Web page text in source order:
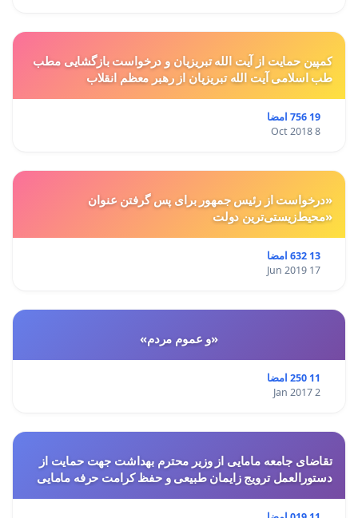
کمپین حمایت از آیت الله تبریزیان و درخواست بازگشایی مطب
طب اسلامی آیت الله تبریزیان از رهبر معظم انقلاب
19 756 امضا
8 Oct 2018
«درخواست از رئیس جمهور برای پس گرفتن عنوان
«محیط‌زیستی‌ترین دولت
13 632 امضا
17 Jun 2019
«و عموم مردم»
11 250 امضا
2 Jan 2017
تقاضای جامعه مامایی از وزیر محترم بهداشت جهت حمایت از
دستورالعمل ترویج زایمان طبیعی و حفظ کرامت حرفه مامایی